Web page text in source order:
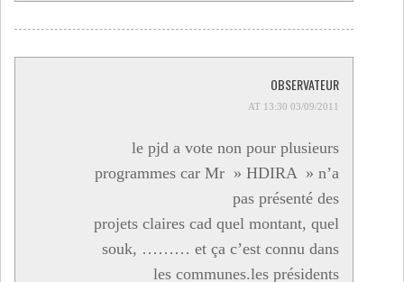
OBSERVATEUR
03/09/2011 AT 13:30
le pjd a vote non pour plusieurs
programmes car Mr » HDIRA » n’a
pas présenté des
projets claires cad quel montant, quel
souk, ……… et ça c’est connu dans
les communes.les présidents